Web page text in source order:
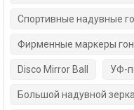
Спортивные надувные
Фирменные маркеры
Disco Mirror Ball УФ-
Большой надувной